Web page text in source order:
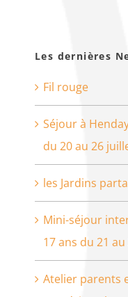
Les dernières
Fil rouge
Séjour à
du 20 au 26
les Jardins
Mini-séjour
17 ans du 21
Atelier parents